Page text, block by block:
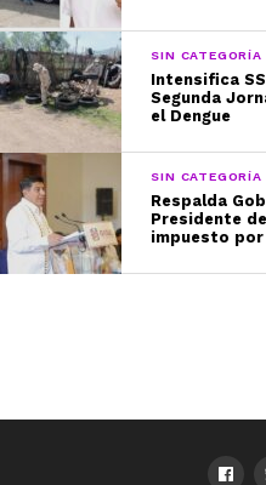
SIN CATEGORÍA
Intensifica
Segunda
el Dengue
SIN CATEGORÍA
Respalda
Presidente
impuesto